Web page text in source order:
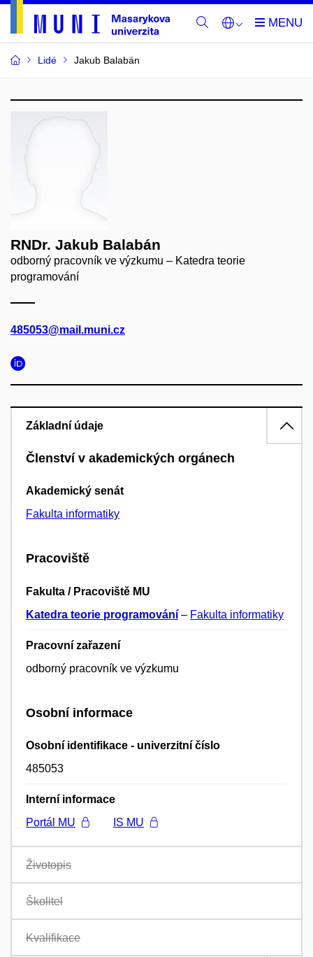
Lidé Jakub Balabán
RNDr. Jakub Balabán
odborný pracovník ve výzkumu – Katedra teorie
programování
485053@mail.muni.cz
Základní údaje
Členství v akademických orgánech
Akademický senát
Fakulta informatiky
Pracoviště
Fakulta / Pracoviště MU
Katedra teorie programování – Fakulta informatiky
Pracovní zařazení
odborný pracovník ve výzkumu
Osobní informace
Osobní identifikace - univerzitní číslo
485053
Interní informace
Portál MU
IS MU
Životopis
Školitel
Kvalifikace